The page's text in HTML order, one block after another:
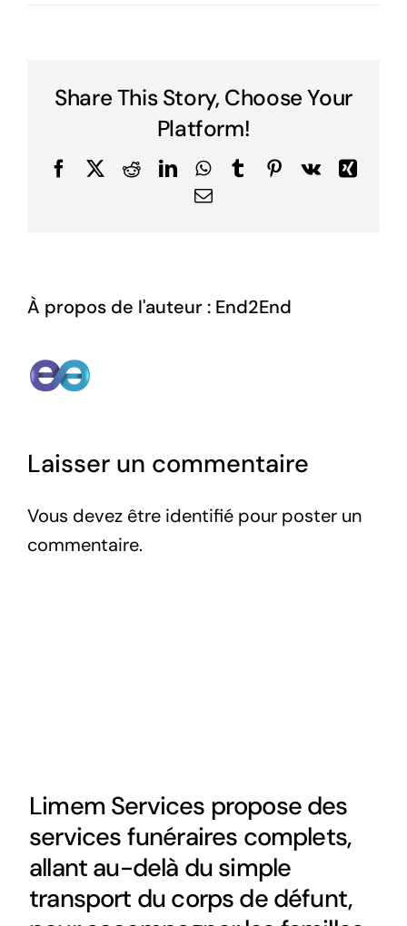
Share This Story, Choose Your
Platform!
FacebookRedditLinkedInWhatsApp
TumblrPinterest
Vk
Xing
Email
À propos de l'auteur : End2End
Laisser un commentaire
Vous devez être identifié pour poster un
commentaire.
Limem Services propose des
services funéraires complets,
allant au-delà du simple
transport du corps de défunt,